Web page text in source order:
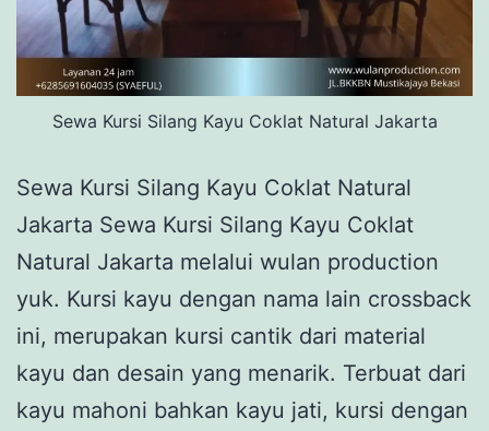
Sewa Kursi Silang Kayu Coklat Natural Jakarta
Sewa Kursi Silang Kayu Coklat Natural
Jakarta Sewa Kursi Silang Kayu Coklat
Natural Jakarta melalui wulan production
yuk. Kursi kayu dengan nama lain crossback
ini, merupakan kursi cantik dari material
kayu dan desain yang menarik. Terbuat dari
kayu mahoni bahkan kayu jati, kursi dengan